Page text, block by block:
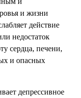
и жизни
действие
недостаток
сердца, печени,
и опасных
депрессивное